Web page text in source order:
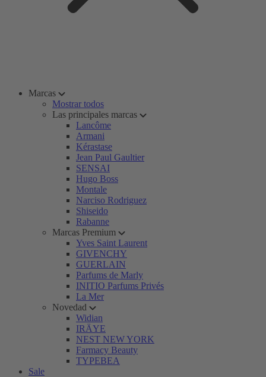
Marcas
Mostrar todos
Las principales marcas
Lancôme
Armani
Kérastase
Jean Paul Gaultier
SENSAI
Hugo Boss
Montale
Narciso Rodriguez
Shiseido
Rabanne
Marcas Premium
Yves Saint Laurent
GIVENCHY
GUERLAIN
Parfums de Marly
INITIO Parfums Privés
La Mer
Novedad
Widian
IRÄYE
NEST NEW YORK
Farmacy Beauty
TYPEBEA
Sale